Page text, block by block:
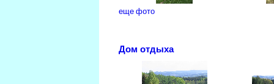
еще фото
Дом отдыха